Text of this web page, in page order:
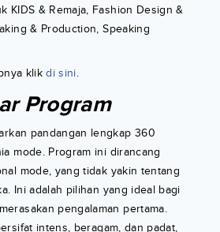
KIDS & Remaja, Fashion Design &
& Production, Speaking
klikdi sini.
Program
pandangan lengkap 360
mode. Program ini dirancang
mode, yang tidak yakin tentang
Ini adalah pilihan yang ideal bagi
pengalaman pertama.
intens, beragam, dan padat,